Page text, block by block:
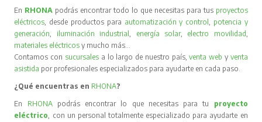
En RHONA podrás encontrar todo lo que necesitas para tus proyectos
eléctricos, desde productos para automatización y control, potencia y
generación, iluminación industrial, energía solar, electro movilidad,
materiales eléctricos y mucho más…
Contamos con sucursales a lo largo de nuestro país,venta web y venta
asistida por profesionales especializados para ayudarte en cada paso.
¿Qué encuentras en RHONA?
En RHONA podrás encontrar lo que necesitas para tu proyecto
eléctrico, con un personal totalmente especializado para ayudarte en